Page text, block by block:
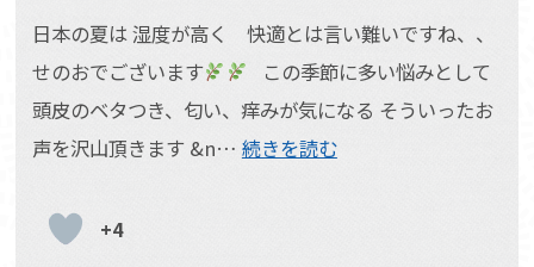
日本の夏は 湿度が高く 快適とは言い難いですね、、
せのおでございます
この季節に多い悩みとして
頭皮のベタつき、匂い、痒みが気になる そういったお
声を沢山頂きます &n… 続きを読む
+4